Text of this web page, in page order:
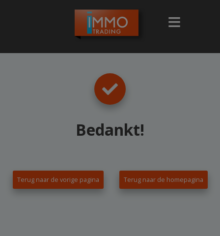
Bedankt!
Terug naar de vorige pagina Terug naar de homepagina